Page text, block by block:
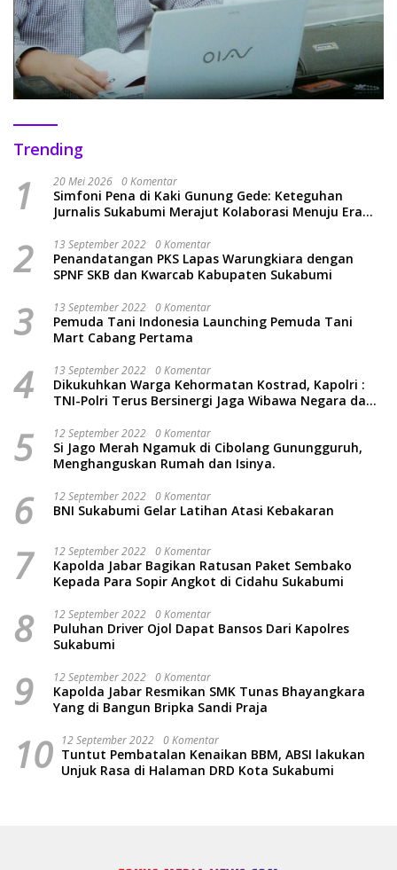
Trending
1 20 Mei 2026 0 Komentar
Simfoni Pena di Kaki Gunung Gede: Keteguhan
Jurnalis Sukabumi Merajut Kolaborasi Menuju Era
2 13 September 2022 0 Komentar
Penandatangan PKS Lapas Warungkiara dengan
SPNF SKB dan Kwarcab Kabupaten Sukabumi
3 13 September 2022 0 Komentar
Pemuda Tani Indonesia Launching Pemuda Tani
Mart Cabang Pertama
4 13 September 2022 0 Komentar
Dikukuhkan Warga Kehormatan Kostrad, Kapolri :
TNI-Polri Terus Bersinergi Jaga Wibawa Negara dan
5 12 September 2022 0 Komentar
Si Jago Merah Ngamuk di Cibolang Gunungguruh,
Menghanguskan Rumah dan Isinya.
6 12 September 2022 0 Komentar
BNI Sukabumi Gelar Latihan Atasi Kebakaran
7 12 September 2022 0 Komentar
Kapolda Jabar Bagikan Ratusan Paket Sembako
Kepada Para Sopir Angkot di Cidahu Sukabumi
8 12 September 2022 0 Komentar
Puluhan Driver Ojol Dapat Bansos Dari Kapolres
Sukabumi
9 12 September 2022 0 Komentar
Kapolda Jabar Resmikan SMK Tunas Bhayangkara
Yang di Bangun Bripka Sandi Praja
10 12 September 2022 0 Komentar
Tuntut Pembatalan Kenaikan BBM, ABSI lakukan
Unjuk Rasa di Halaman DRD Kota Sukabumi